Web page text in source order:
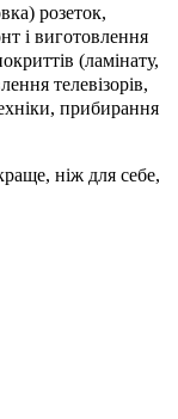
розеток,
і виготовлення
(ламінату,
телевізорів,
прибирання
ніж для себе,